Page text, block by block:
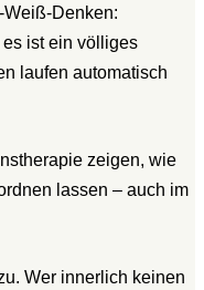
Weiß-Denken:
ist ein völliges
laufen automatisch
zeigen, wie
lassen – auch im
Wer innerlich keinen